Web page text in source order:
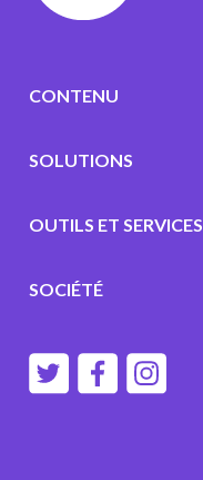
CONTENU
SOLUTIONS
OUTILS ET SERVICES
SOCIÉTÉ